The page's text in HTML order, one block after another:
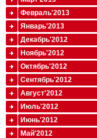
Февраль'2013
Январь'2013
Декабрь'2012
Ноябрь'2012
Октябрь'2012
Сентябрь'2012
Август'2012
Июль'2012
Июнь'2012
Май'2012